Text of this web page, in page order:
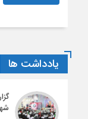
یادداشت ها